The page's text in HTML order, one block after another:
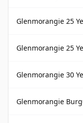
Glenmorangie 25
Glenmorangie 25
Glenmorangie 30
Glenmorangie